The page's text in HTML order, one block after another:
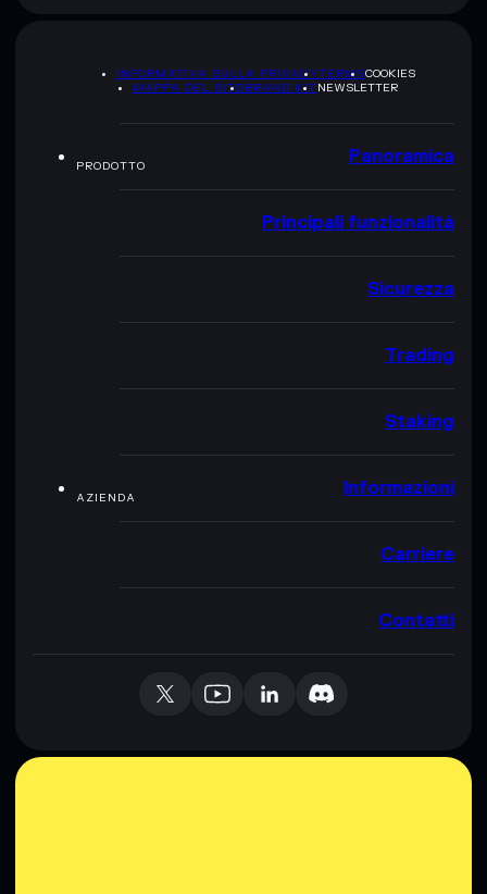
INFORMATIVA SULLA PRIVACYTERMSCOOKIES
MAPPA DEL SITOBRAND KITNEWSLETTER
PRODOTTO Panoramica
Principali funzionalità
Sicurezza
Trading
Staking
AZIENDA Informazioni
Carriere
Contatti